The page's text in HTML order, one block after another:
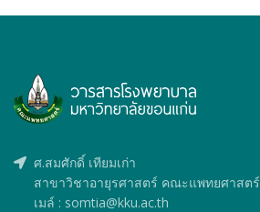
ศ.สมศักดิ์ เทียมเก่า
สาขาวิชาอายุรศาสตร์ คณะแพทยศาสต
เมล์ : somtia@kku.ac.th